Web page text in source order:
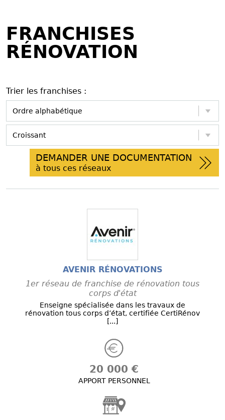
FRANCHISES
RÉNOVATION
Trier les franchises :
DEMANDER UNE DOCUMENTATION
à tous ces réseaux
AVENIR RÉNOVATIONS
1er réseau de franchise de rénovation tous
corps d'état
Enseigne spécialisée dans les travaux de
rénovation tous corps d’état, certifiée CertiRénov
[...]
20 000 €
APPORT PERSONNEL